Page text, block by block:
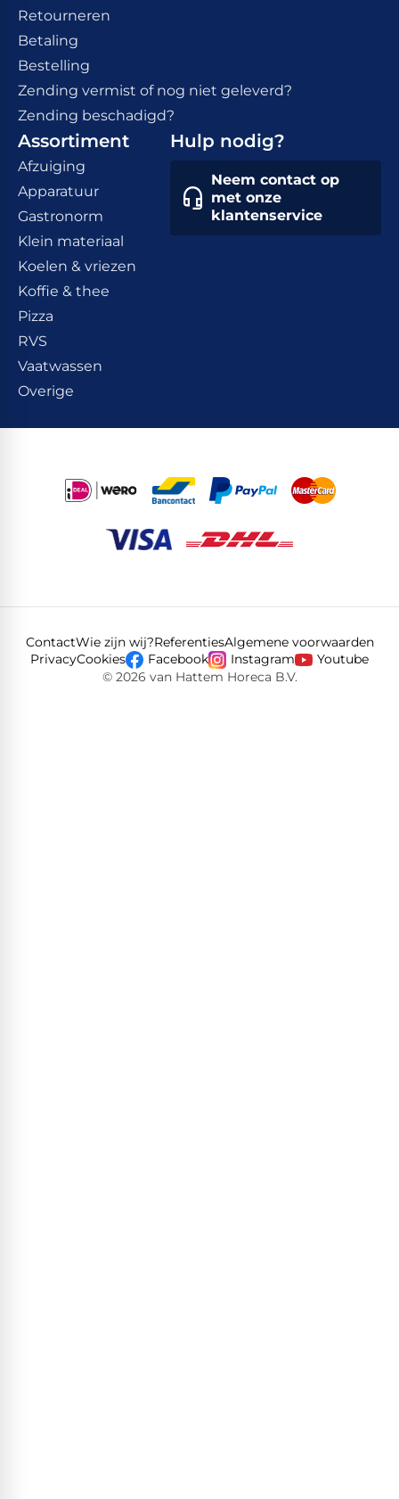
Retourneren
Betaling
Bestelling
Zending vermist of nog niet geleverd?
Zending beschadigd?
Assortiment
Afzuiging
Apparatuur
Gastronorm
Klein materiaal
Koelen & vriezen
Koffie & thee
Pizza
RVS
Vaatwassen
Overige
Hulp nodig?
Neem contact op
met onze
klantenservice
ContactWie zijn wij?ReferentiesAlgemene voorwaarden
PrivacyCookies Facebook Instagram
Youtube
© 2026 van Hattem Horeca B.V.